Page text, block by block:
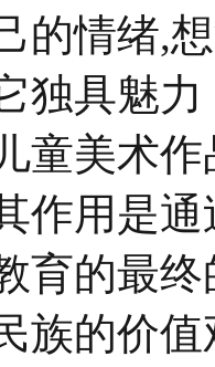
的情绪,
独具魅
童美术
作用是
育的最
族的价